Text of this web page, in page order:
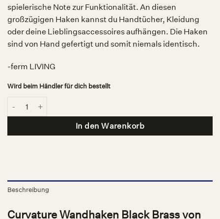
spielerische Note zur Funktionalität. An diesen
großzügigen Haken kannst du Handtücher, Kleidung
oder deine Lieblingsaccessoires aufhängen. Die Haken
sind von Hand gefertigt und somit niemals identisch.
-ferm LIVING
Wird beim Händler für dich bestellt
In den Warenkorb
Beschreibung
Curvature Wandhaken Black Brass von